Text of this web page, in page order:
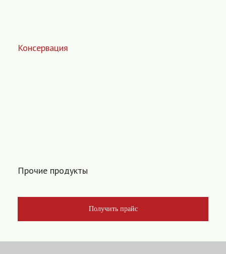
Консервация
Прочие продукты
Получить прайс